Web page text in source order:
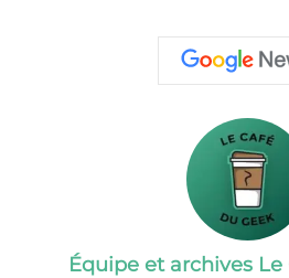
Équipe et archives Le